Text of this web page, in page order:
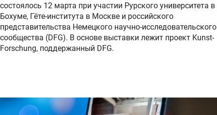
состоялось 12 марта при участии Рурского университета в
Бохуме, Гёте-института в Москве и российского
представительства Немецкого научно-исследовательского
сообщества (DFG). В основе выставки лежит проект Kunst-
Forschung, поддержанный DFG.